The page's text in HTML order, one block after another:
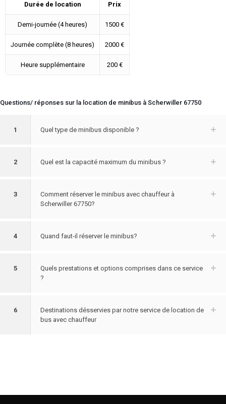
Durée de location Prix
Demi-journée (4 heures) 1500 €
Journée complète (8 heures) 2000 €
Heure supplémentaire 200 €
Questions/ réponses sur la location de minibus à Scherwiller 67750
1 Quel type de minibus disponible ?
2 Quel est la capacité maximum du minibus ?
3
Comment réserver le minibus avec chauffeur à
Scherwiller 67750?
4 Quand faut-il réserver le minibus?
5
Quels prestations et options comprises dans ce service
?
6
Destinations désservies par notre service de location de
bus avec chauffeur